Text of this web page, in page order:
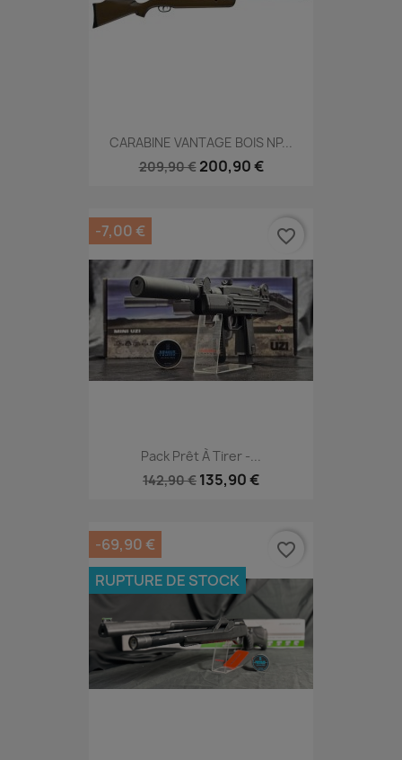
CARABINE VANTAGE BOIS NP...
209,90 € 200,90 €
Pack Prêt À Tirer -...
142,90 € 135,90 €
-7,00 € favorite_border
-69,90 €
RUPTURE DE STOCK
favorite_border